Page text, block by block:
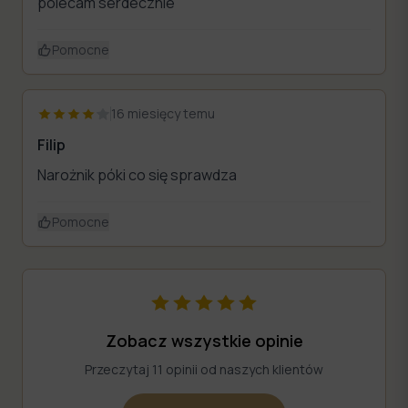
Pomocne
16 miesięcy temu
Filip
Narożnik póki co się sprawdza
Pomocne
Zobacz wszystkie opinie
Przeczytaj 11 opinii od naszych klientów